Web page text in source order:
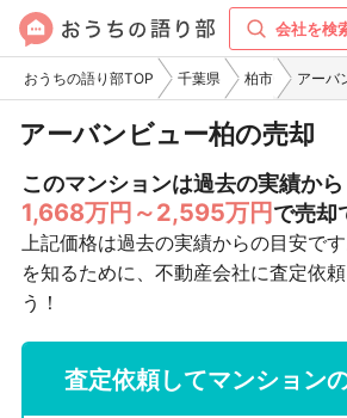
会社を検
おうちの語り部TOP 千葉県 柏市 アーバ
アーバンビュー柏の売却
このマンションは過去の実績から
1,668万円～2,595万円で売却
上記価格は過去の実績からの目安で
を知るために、不動産会社に査定依
う！
査定依頼してマンション